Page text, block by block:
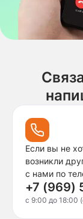
Если вы не
возникли
с нами по
+7 (969)
c 9:00 до 18:00